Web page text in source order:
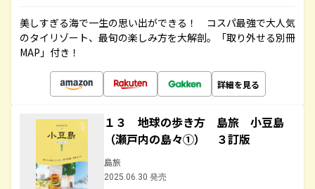
美しすぎる海で一生の思い出ができる！ コスパ最強で大人気
のタイリゾート、最旬の楽しみ方を大解剖。「取り外せる別冊
MAP」付き！
詳細を見る
１３ 地球の歩き方 島旅 小豆島
（瀬戸内の島々①） ３訂版
島旅
2025.06.30 発売